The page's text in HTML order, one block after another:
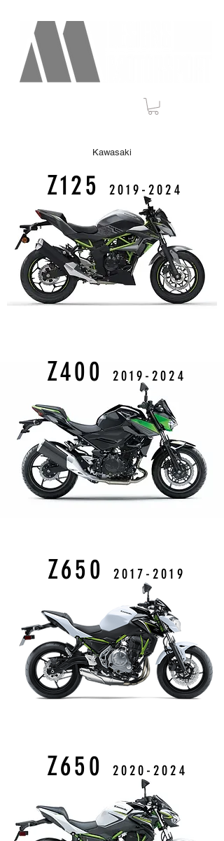
Kawasaki
Z125 2019 -2024
Z400 2019 -2024
Z650 2017-2019
Z650 2020-2024